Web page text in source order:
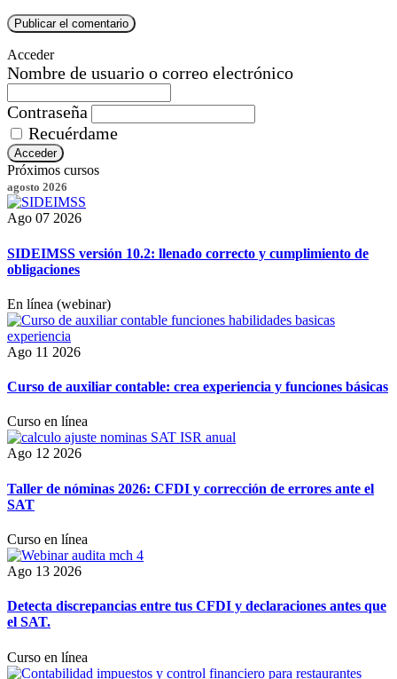
Acceder
Nombre de usuario o correo electrónico
Contraseña
Recuérdame
Acceder
Próximos cursos
agosto 2026
Ago 07 2026
SIDEIMSS versión 10.2: llenado correcto y cumplimiento de
obligaciones
En línea (webinar)
Ago 11 2026
Curso de auxiliar contable: crea experiencia y funciones básicas
Curso en línea
Ago 12 2026
Taller de nóminas 2026: CFDI y corrección de errores ante el
SAT
Curso en línea
Ago 13 2026
​Detecta discrepancias entre tus CFDI y declaraciones antes que
el SAT.
Curso en línea